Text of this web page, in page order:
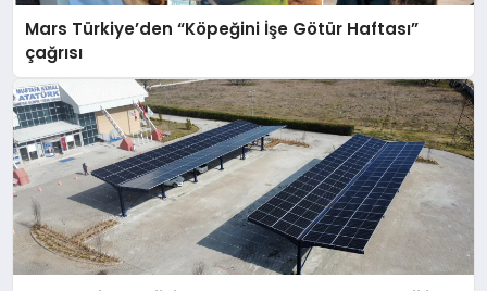
Mars Türkiye’den “Köpeğini İşe Götür Haftası”
çağrısı